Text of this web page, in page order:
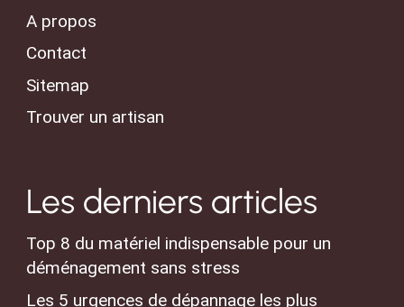
A propos
Contact
Sitemap
Trouver un artisan
Les derniers articles
Top 8 du matériel indispensable pour un
déménagement sans stress
Les 5 urgences de dépannage les plus